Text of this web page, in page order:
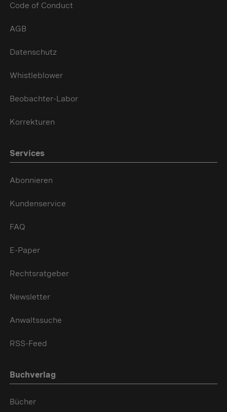
Code of Conduct
AGB
Datenschutz
Whistleblower
Beobachter-Labor
Korrekturen
Services
Abonnieren
Kundenservice
FAQ
E-Paper
Rechtsratgeber
Newsletter
Anwaltssuche
RSS-Feed
Buchverlag
Bücher